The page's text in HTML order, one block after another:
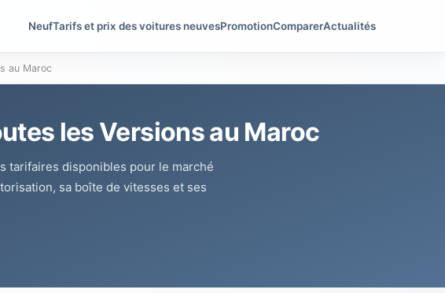
NeufTarifs et prix des voitures neuvesPromotionComparerActualités
au Maroc
les Versions au Maroc
tarifaires disponibles pour le marché
sa boîte de vitesses et ses